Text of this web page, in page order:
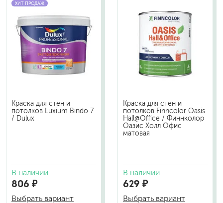
ХИТ ПРОДАЖ
Краска для стен и
потолков Luxium Bindo 7
/ Dulux
В наличии
806 ₽
Выбрать вариант
Краска для стен и
потолков Finncolor Oasis
Hall@Office / Финнколор
Оазис Холл Офис
матовая
В наличии
629 ₽
Выбрать вариант